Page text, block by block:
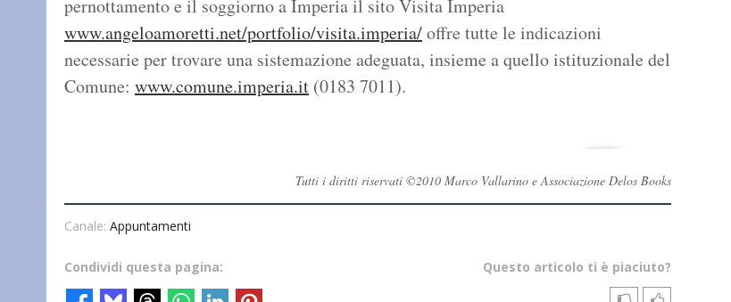
pernottamento e il soggiorno a Imperia il sito Visita Imperia
www.angeloamoretti.net/portfolio/visita.imperia/offre tutte le indicazioni
necessarie per trovare una sistemazione adeguata, insieme a quello istituzionale del
Comune: www.comune.imperia.it (0183 7011).
Tutti i diritti riservati ©2010 Marco Vallarino e Associazione Delos Books
Canale: Appuntamenti
Questo articolo ti è piaciuto?
Condividi questa pagina: